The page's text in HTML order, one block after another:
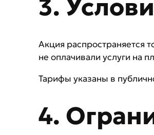
3.
Акция распространяется
не оплачивали услуги на
Тарифы указаны в
4.